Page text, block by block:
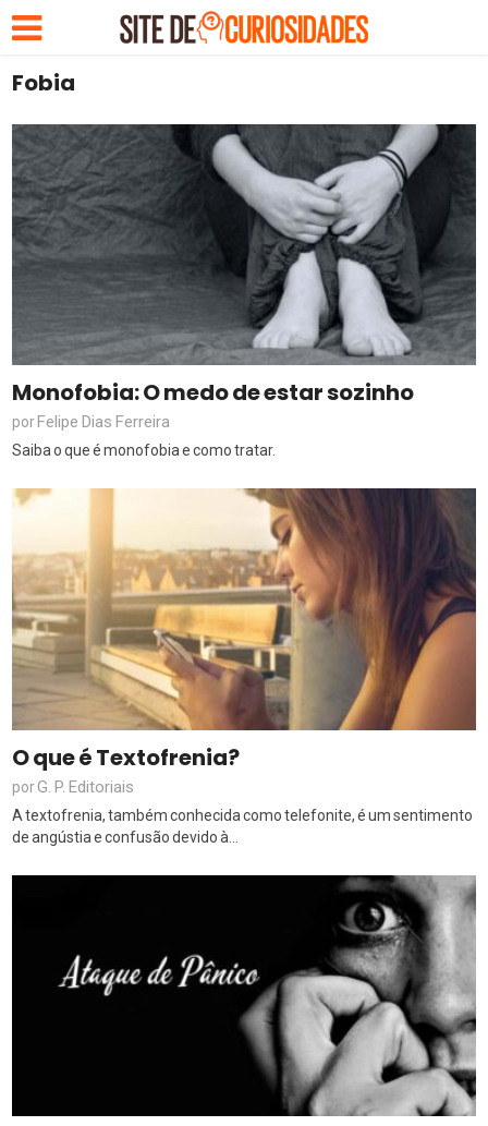
Fobia
Monofobia: O medo de estar sozinho
porFelipe Dias Ferreira
Saiba o que é monofobia e como tratar.
O que é Textofrenia?
porG. P. Editoriais
A textofrenia, também conhecida como telefonite, é um sentimento
de angústia e confusão devido à...